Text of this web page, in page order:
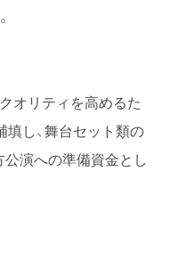
オリティを高めるた
し、舞台セット類の
公演への準備資金とし